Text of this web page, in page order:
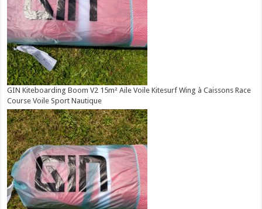
GIN Kiteboarding Boom V2 15m² Aile Voile Kitesurf Wing à Caissons Race
Course Voile Sport Nautique